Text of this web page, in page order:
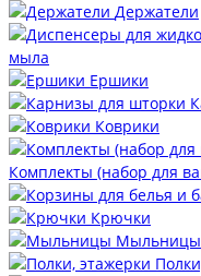
Держатели
мыла
Ершики
Коврики
Комплекты (набор для
Крючки
Мыльницы